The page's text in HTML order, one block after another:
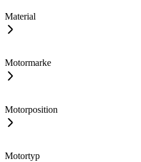
Material
Motormarke
Motorposition
Motortyp